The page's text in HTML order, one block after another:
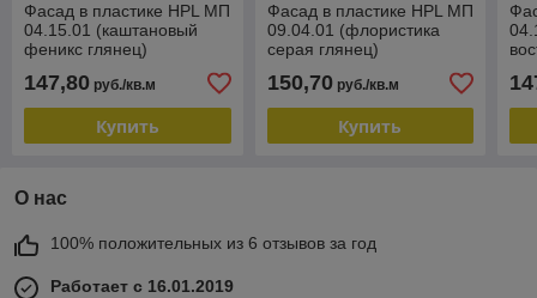
Фасад в пластике HPL МП
04.15.01 (каштановый
феникс глянец)
147,80 руб./кв.м
Купить
Фасад в пластике HPL МП
09.04.01 (флористика
серая глянец)
150,70руб./кв.м
Купить
О нас
100% положительных из 6 отзывов за год
Работает с 16.01.2019